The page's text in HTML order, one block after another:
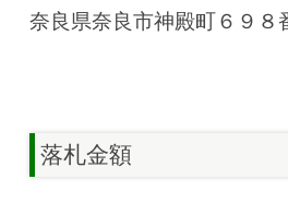
奈良県奈良市神殿町６９８
落札金額